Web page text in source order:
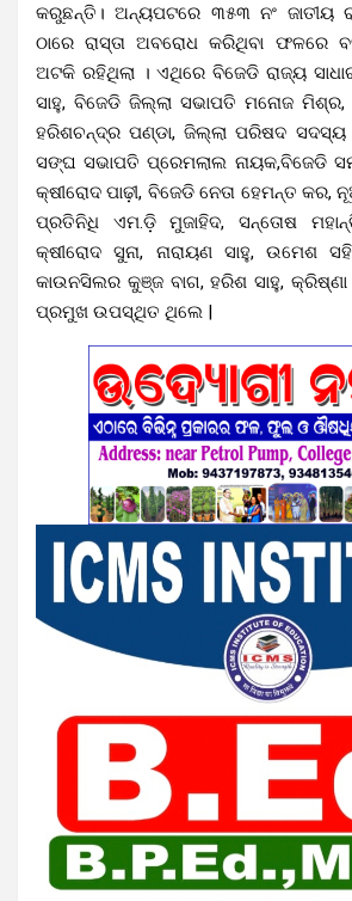
କରୁଛନ୍ତି। ଅନ୍ୟପଟରେ ୩୫୩ ନଂ ଜାତୀୟ
ଠାରେ ରାସ୍ତା ଅବରୋଧ କରିଥିବା ଫଳରେ
ଅଟକି ରହିଥିଲା । ଏଥିରେ ବିଜେଡି ରାଜ୍ୟ
ସାହୁ, ବିଜେଡି ଜିଲ୍ଲା ସଭାପତି ମନୋଜ
ହରିଶଚନ୍ଦ୍ର ପଣ୍ଡା, ଜିଲ୍ଲା ପରିଷଦ ସଦସ୍ୟ
ସଙ୍ଘ ସଭାପତି ପ୍ରେମଲାଲ ନାୟକ,ବିଜେଡି
କ୍ଷୀରୋଦ ପାଢ଼ୀ, ବିଜେଡି ନେତା ହେମନ୍ତ
ପ୍ରତିନିଧି ଏମ.ଡ଼ି ମୁଜାହିଦ, ସନ୍ତୋଷ
କ୍ଷୀରୋଦ ସୁନା, ନାରାୟଣ ସାହୁ, ଉମେଶ
କାଉନସିଲର କୁଞ୍ଜ ବାଗ, ହରିଶ ସାହୁ,
ପ୍ରମୁଖ ଉପସ୍ଥିତ ଥିଲେ |